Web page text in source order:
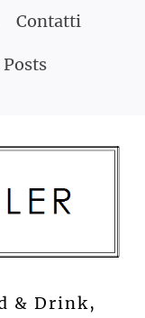
Contatti
& Drink,